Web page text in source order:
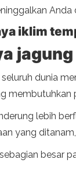
iklim
jagung
dunia
lebih
yang
besar